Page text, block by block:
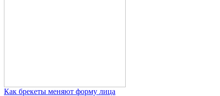
Как брекеты меняют форму лица